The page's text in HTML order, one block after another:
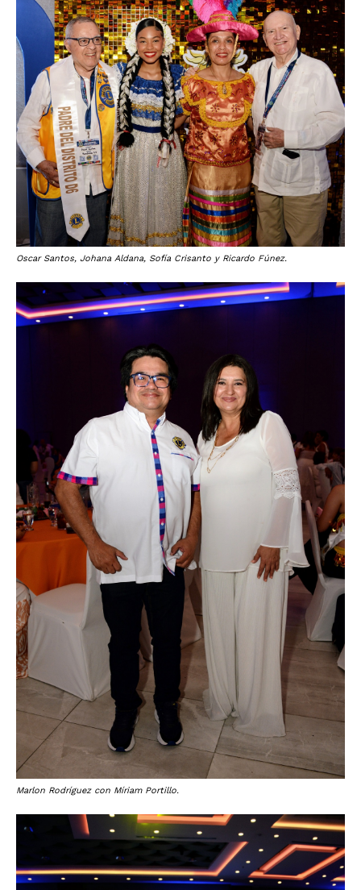
Oscar Santos, Johana Aldana, Sofía Crisanto y Ricardo Fúnez.
Marlon Rodríguez con Míriam Portillo.